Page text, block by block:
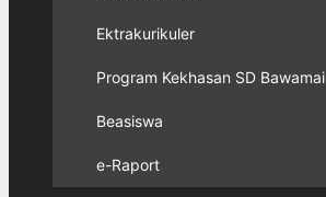
Ektrakurikuler
Program Kekhasan SD Bawamai
Beasiswa
e-Raport